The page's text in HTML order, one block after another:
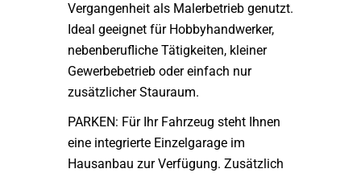
Vergangenheit als Malerbetrieb genutzt.
Ideal geeignet für Hobbyhandwerker,
nebenberufliche Tätigkeiten, kleiner
Gewerbebetrieb oder einfach nur
zusätzlicher Stauraum.
PARKEN: Für Ihr Fahrzeug steht Ihnen
eine integrierte Einzelgarage im
Hausanbau zur Verfügung. Zusätzlich